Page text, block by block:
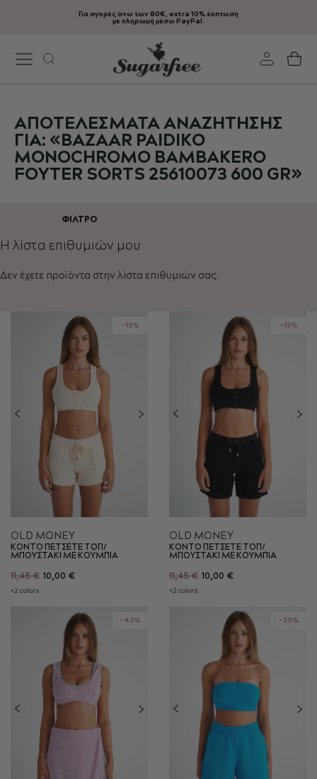
Μετάβαση
περιεχόμενο
Για αγορές άνω των 80€, extra 10% έκπτωση
με πληρωμή μέσω PayPal.
ΑΠΟΤΕΛΈΣΜΑΤΑ ΑΝΑΖΉΤΗΣΗΣ
ΓΙΑ: «BAZAAR PAIDIKO
MONOCHROMO BAMBAKERO
FOYTER SORTS 25610073 600 GR»
-13%
OLD MONEY
ΚΟΝΤΟ ΠΕΤΣΕΤΕ ΤΟΠ/
ΜΠΟΥΣΤΑΚΙ ME ΚΟΥΜΠΙΑ
11,45 € 10,00 €
+2 colors
-13%
OLD MONEY
ΚΟΝΤΟ ΠΕΤΣΕΤΕ ΤΟΠ/
ΜΠΟΥΣΤΑΚΙ ME ΚΟΥΜΠΙΑ
11,45 € 10,00 €
+2 colors
-43% -20%
ΦΊΛΤΡΟ
Η λίστα επιθυμιών μου
Δεν έχετε προϊόντα στην λίστα επιθυμιών σας.